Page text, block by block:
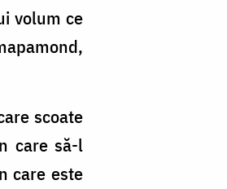
volum ce
scoate
care să-l
care este